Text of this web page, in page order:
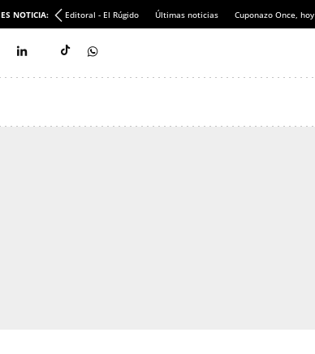
ES NOTICIA: Editoral - El Rúgido Últimas noticias Cuponazo Once, hoy